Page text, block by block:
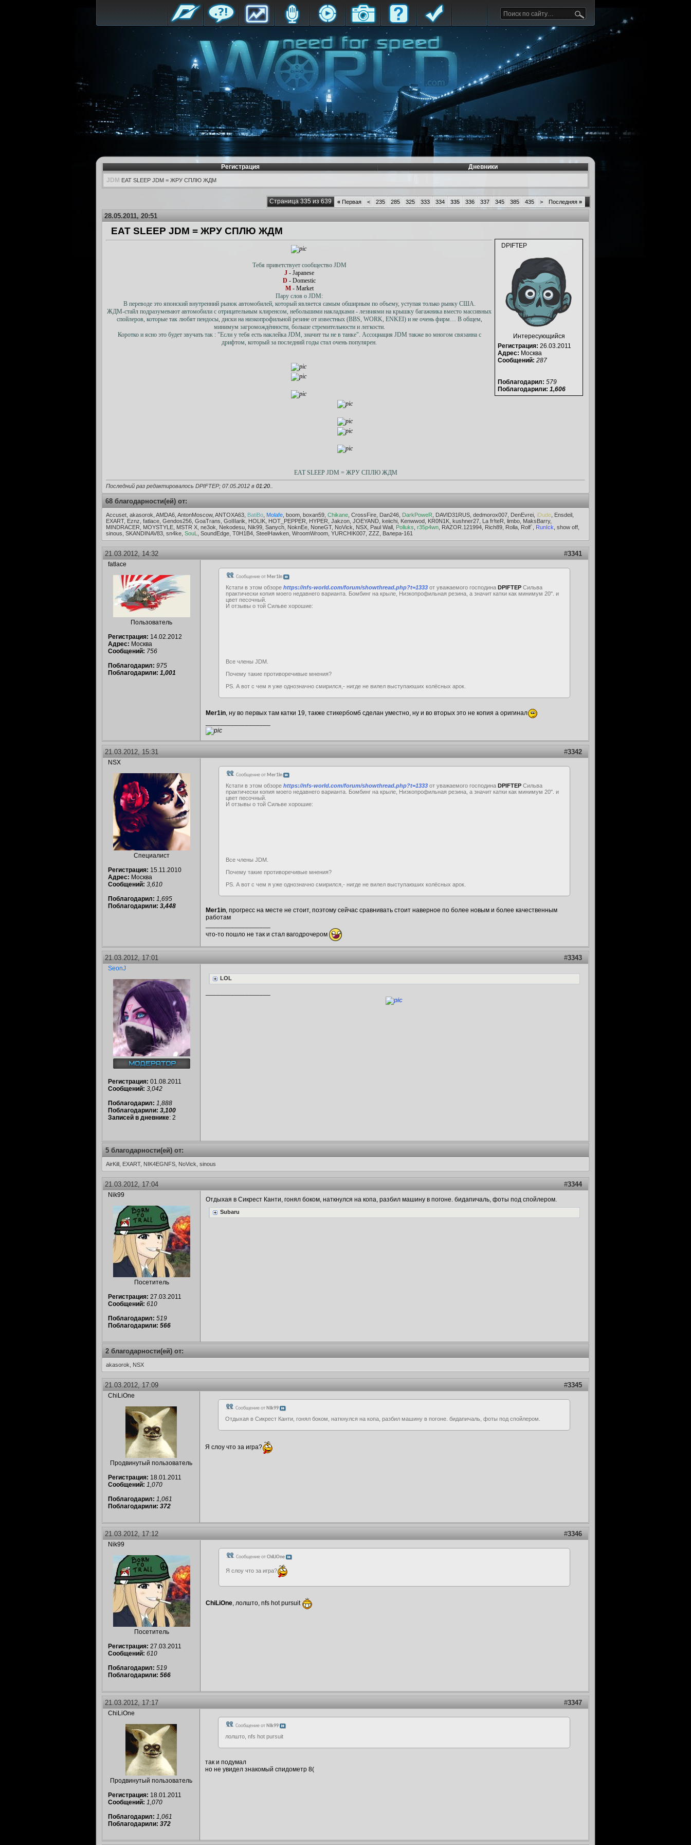
Регистрация
Дневники
JDM EAT SLEEP JDM = ЖРУ СПЛЮ ЖДМ
Страница 335 из 639 « Первая < 235 285 325 333 334 335 336 337 345 385 435 > Последняя »
28.05.2011, 20:51
EAT SLEEP JDM = ЖРУ СПЛЮ ЖДМ
DPIFTEP
Интересующийся
Регистрация: 26.03.2011
Адрес: Москва
Сообщений: 287
Поблагодарил: 579
Поблагодарили: 1,606
Тебя приветствует сообщество JDM
J - Japanese
D - Domestic
M- Market
Пару слов о JDM:
В переводе это японский внутренний рынок автомобилей, который является самым обширным по объему, уступая только рынку США.
ЖДМ-стайл подразумевают автомобили с отрицательным клиренсом, небольшими накладками - лезвиями на крышку багажника вместо массивных
спойлеров, которые так любят пендосы, диски на низкопрофильной резине от известных (BBS, WORK, ENKEI) и не очень фирм… В общем,
минимум загромождённости, больше стремительности и легкости.
Коротко и ясно это будет звучать так : "Если у тебя есть наклейка JDM, значит ты не в танке". Ассоциация JDM также во многом связанна с
дрифтом, который за последний годы стал очень популярен.
EAT SLEEP JDM = ЖРУ СПЛЮ ЖДМ
Последний раз редактировалось DPIFTEP; 07.05.2012 в 01:20
68 благодарности(ей) от:
Accuset, akasorok, AMDA6, AntonMoscow, ANTOXA63, BatiBo Molafe , boom, boxan59, Chikane , CrossFire, Dan246, DarkPoweR , DAVID31RUS, dedmorox007, DenEvrei, iDude , Ensdeil,
EXART, Eznz, fatlace, Gendos256, GoaTrans, GoIIIarik, HOLIK, HOT_PEPPER, HYPER, Jakzon, JOEYAND, keiichi, Kenwwod, KR0N1K, kushner27, La fr!teR, limbo, MaksBarry,
MINDRACER, MOYSTYLE, MSTR X, ne3ok, Nekodesu, Nik99, Sanych, NoknEe, NoneGT, NoVick, NSX, Paul Wall, Polluks r35p4wn , RAZOR.121994, Rich89, Rolla, Rolf`, RunIck , show off,
sinous, SKANDINAV83, sn4ke, SouL , SoundEdge, T0H1B4, SteelHawken, WroomWroom, YURCHIK007, ZZZ, Валера-161
#3341
21.03.2012, 14:32
fatlace
Пользователь
Регистрация: 14.02.2012
Адрес: Москва
Сообщений: 756
Поблагодарил: 975
Поблагодарили: 1,001
Сообщение от Mer1in
Кстати в этом обзоре https://nfs-world.com/forum/showthread.php?t=1333 от уважаемого господина DPIFTEP Сильва
практически копия моего недавнего варианта. Бомбинг на крыле, Низкопрофильная резина, а значит катки как минимум 20". и
цвет песочный.
И отзывы о той Сильве хорошие:
Все члены JDM.
Почему такие противоречивые мнения?
PS. А вот с чем я уже однозначно смирился,- нигде не вилел выступаюших колёсных арок.
Mer1in, ну во первых там катки 19, также стикербомб сделан уместно, ну и во вторых это не копия а оригинал
#3342
21.03.2012, 15:31
NSX
Специалист
Регистрация: 15.11.2010
Адрес: Москва
Сообщений: 3,610
Поблагодарил: 1,695
Поблагодарили: 3,448
Сообщение от Mer1in
Кстати в этом обзоре https://nfs-world.com/forum/showthread.php?t=1333 от уважаемого господина DPIFTEP Сильва
практически копия моего недавнего варианта. Бомбинг на крыле, Низкопрофильная резина, а значит катки как минимум 20". и
цвет песочный.
И отзывы о той Сильве хорошие:
Все члены JDM.
Почему такие противоречивые мнения?
PS. А вот с чем я уже однозначно смирился,- нигде не вилел выступаюших колёсных арок.
Mer1in, прогресс на месте не стоит, поэтому сейчас сравнивать стоит наверное по более новым и более качественным
работам
что-то пошло не так и стал вагодрочером
#3343
21.03.2012, 17:01
SeonJ
Регистрация: 01.08.2011
Сообщений: 3,042
Поблагодарил: 1,888
Поблагодарили: 3,100
Записей в дневнике: 2
LOL
5 благодарности(ей) от:
AirKill, EXART, NIK4EGNFS, NoVick, sinous
#3344
21.03.2012, 17:04
Nik99
Посетитель
Регистрация: 27.03.2011
Сообщений: 610
Поблагодарил: 519
Поблагодарили: 566
Отдыхая в Сикрест Канти, гонял боком, наткнулся на копа, разбил машину в погоне. бидапичаль, фоты под спойлером.
Subaru
2 благодарности(ей) от:
akasorok, NSX
#3345
21.03.2012, 17:09
ChiLiOne
Продвинутый пользователь
Регистрация: 18.01.2011
Сообщений: 1,070
Поблагодарил: 1,061
Поблагодарили: 372
Сообщение от Nik99
Отдыхая в Сикрест Канти, гонял боком, наткнулся на копа, разбил машину в погоне. бидапичаль, фоты под спойлером.
Я слоу что за игра?
#3346
21.03.2012, 17:12
Nik99
Посетитель
Регистрация: 27.03.2011
Сообщений: 610
Поблагодарил: 519
Поблагодарили: 566
Сообщение отChiLiOne
Я слоу что за игра?
ChiLiOne , лолшто, nfs hot pursuit
#3347
21.03.2012, 17:17
ChiLiOne
Продвинутый пользователь
Регистрация: 18.01.2011
Сообщений: 1,070
Поблагодарил: 1,061
Поблагодарили: 372
Сообщение от Nik99
лолшто, nfs hot pursuit
так и подумал
но не увидел знакомый спидометр 8(